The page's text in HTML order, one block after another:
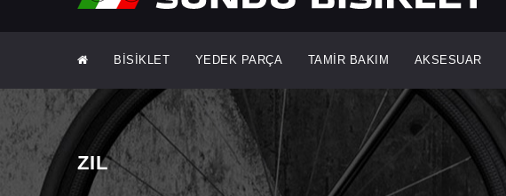
BİSİKLET YEDEK PARÇA TAMİR BAKIM AKSESUAR
ZIL